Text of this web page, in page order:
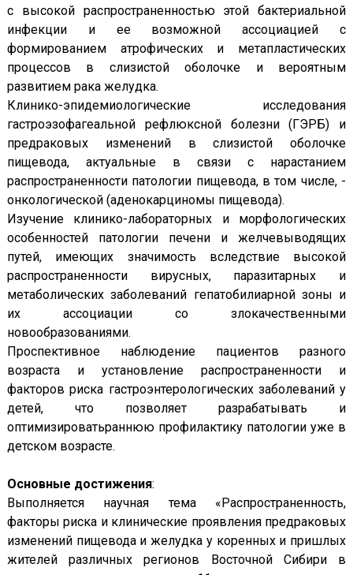
с высокой распространенностью этой бактериальной
инфекции и ее возможной ассоциацией с
формированием атрофических и метапластических
процессов в слизистой оболочке и вероятным
развитием рака желудка.
Клинико-эпидемиологические исследования
гастроэзофагеальной рефлюксной болезни (ГЭРБ) и
предраковых изменений в слизистой оболочке
пищевода, актуальные в связи с нарастанием
распространенности патологии пищевода, в том числе, -
онкологической (аденокарциномы пищевода).
Изучение клинико-лабораторных и морфологических
особенностей патологии печени и желчевыводящих
путей, имеющих значимость вследствие высокой
распространенности вирусных, паразитарных и
метаболических заболеваний гепатобилиарной зоны и
их ассоциации со злокачественными
новообразованиями.
Проспективное наблюдение пациентов разного
возраста и установление распространенности и
факторов риска гастроэнтерологических заболеваний у
детей, что позволяет разрабатывать и
оптимизироватьраннюю профилактику патологии уже в
детском возрасте.
Основные достижения:
Выполняется научная тема «Распространенность,
факторы риска и клинические проявления предраковых
изменений пищевода и желудка у коренных и пришлых
жителей различных регионов Восточной Сибири в